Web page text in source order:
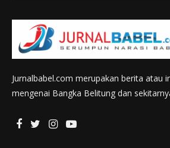
Jurnalbabel.com merupakan berita atau
mengenai Bangka Belitung dan